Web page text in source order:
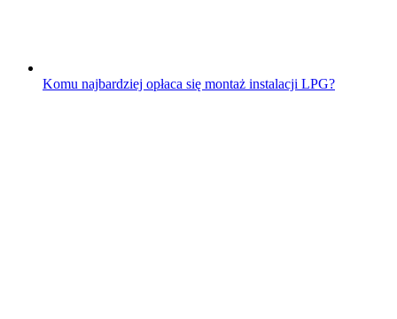
Komu najbardziej opłaca się montaż instalacji LPG?